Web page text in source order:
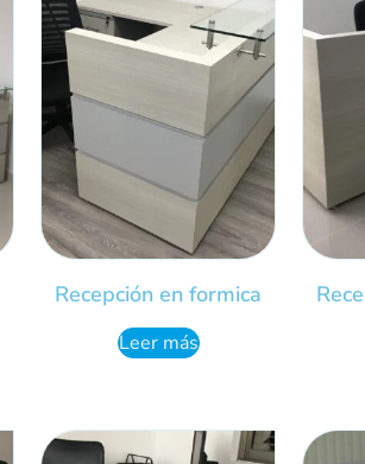
Recepción en formica
Leer más